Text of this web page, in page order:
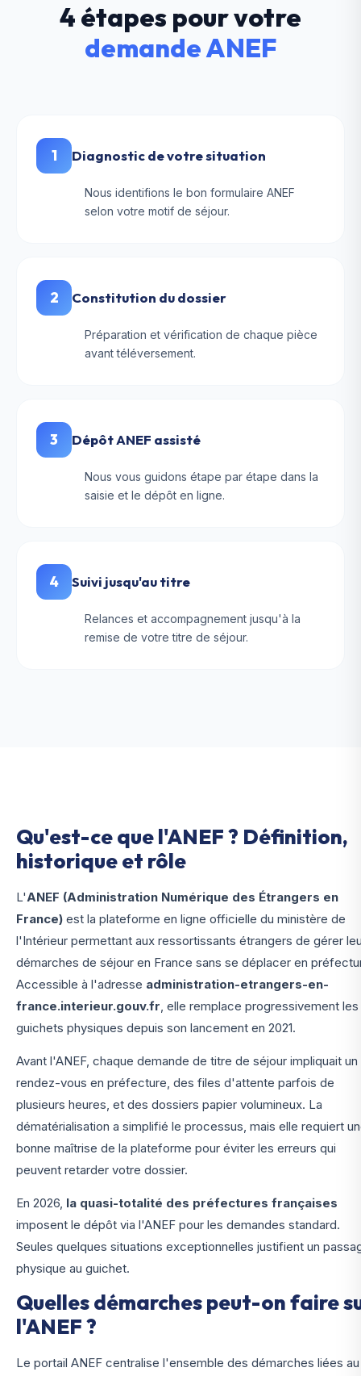
4 étapes pour votre
demande ANEF
1 Diagnostic de votre situation
Nous identifions le bon formulaire ANEF
selon votre motif de séjour.
2 Constitution du dossier
Préparation et vérification de chaque pièce
avant téléversement.
3 Dépôt ANEF assisté
Nous vous guidons étape par étape dans la
saisie et le dépôt en ligne.
4 Suivi jusqu'au titre
Relances et accompagnement jusqu'à la
remise de votre titre de séjour.
Qu'est-ce que l'ANEF ? Définition,
historique et rôle
L'ANEF (Administration Numérique des Étrangers en
France) est la plateforme en ligne officielle du ministère de
l'Intérieur permettant aux ressortissants étrangers de gérer
démarches de séjour en France sans se déplacer en
Accessible à l'adresse administration-etrangers-en-
france.interieur.gouv.fr, elle remplace progressivement les
guichets physiques depuis son lancement en 2021.
Avant l'ANEF, chaque demande de titre de séjour impliquait un
rendez-vous en préfecture, des files d'attente parfois de
plusieurs heures, et des dossiers papier volumineux. La
dématérialisation a simplifié le processus, mais elle requiert
bonne maîtrise de la plateforme pour éviter les erreurs qui
peuvent retarder votre dossier.
En 2026, la quasi-totalité des préfectures françaises
imposent le dépôt via l'ANEF pour les demandes standard.
Seules quelques situations exceptionnelles justifient un
physique au guichet.
Quelles démarches peut-on faire
l'ANEF ?
Le portail ANEF centralise l'ensemble des démarches liées au